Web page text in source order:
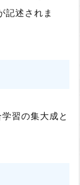
記述されま
習の集大成と